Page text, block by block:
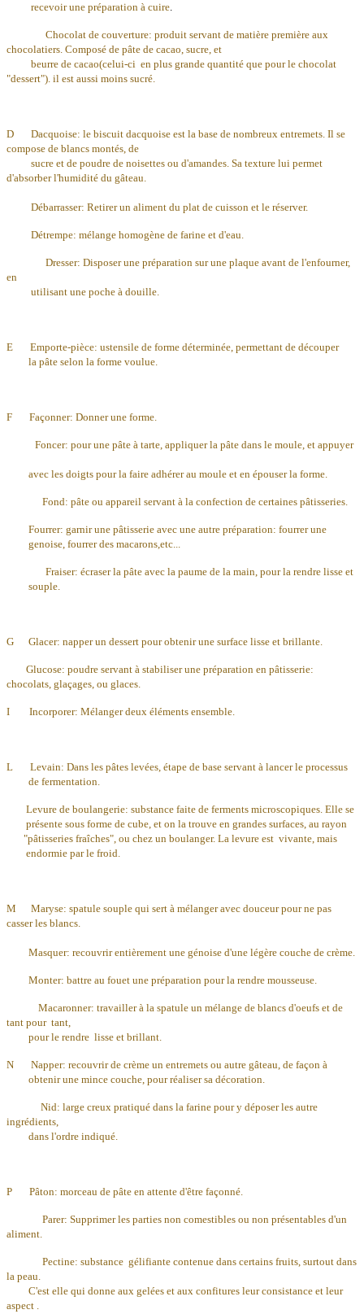
recevoir une préparation à cuire.
Chocolat de couverture: produit servant de matière première aux
chocolatiers. Composé de pâte de cacao, sucre, et
beurre de cacao(celui-ci en plus grande quantité que pour le chocolat
"dessert"). il est aussi moins sucré.
D Dacquoise: le biscuit dacquoise est la base de nombreux entremets. Il se
compose de blancs montés, de
sucre et de poudre de noisettes ou d'amandes. Sa texture lui permet
d'absorber l'humidité du gâteau.
Débarrasser: Retirer un aliment du plat de cuisson et le réserver.
Détrempe: mélange homogène de farine et d'eau.
Dresser: Disposer une préparation sur une plaque avant de l'enfourner,
en
utilisant une poche à douille.
E Emporte-pièce: ustensile de forme déterminée, permettant de découper
la pâte selon la forme voulue.
F Façonner: Donner une forme.
Foncer: pour une pâte à tarte, appliquer la pâte dans le moule, et appuyer
avec les doigts pour la faire adhérer au moule et en épouser la forme.
Fond: pâte ou appareil servant à la confection de certaines pâtisseries.
Fourrer: garnir une pâtisserie avec une autre préparation: fourrer une
genoise, fourrer des macarons,etc...
Fraiser: écraser la pâte avec la paume de la main, pour la rendre lisse et
souple.
G Glacer: napper un dessert pour obtenir une surface lisse et brillante.
Glucose: poudre servant à stabiliser une préparation en pâtisserie:
chocolats, glaçages, ou glaces.
I Incorporer: Mélanger deux éléments ensemble.
L Levain: Dans les pâtes levées, étape de base servant à lancer le processus
de fermentation.
Levure de boulangerie: substance faite de ferments microscopiques. Elle se
présente sous forme de cube, et on la trouve en grandes surfaces, au rayon
"pâtisseries fraîches", ou chez un boulanger. La levure est vivante, mais
endormie par le froid.
M Maryse: spatule souple qui sert à mélanger avec douceur pour ne pas
casser les blancs.
Masquer: recouvrir entièrement une génoise d'une légère couche de crème.
Monter: battre au fouet une préparation pour la rendre mousseuse.
Macaronner: travailler à la spatule un mélange de blancs d'oeufs et de
tant pour tant,
pour le rendre lisse et brillant.
N Napper: recouvrir de crème un entremets ou autre gâteau, de façon à
obtenir une mince couche, pour réaliser sa décoration.
Nid: large creux pratiqué dans la farine pour y déposer les autre
ingrédients,
dans l'ordre indiqué.
P Pâton: morceau de pâte en attente d'être façonné.
Parer: Supprimer les parties non comestibles ou non présentables d'un
aliment.
Pectine: substance gélifiante contenue dans certains fruits, surtout dans
la peau.
C'est elle qui donne aux gelées et aux confitures leur consistance et leur
aspect .